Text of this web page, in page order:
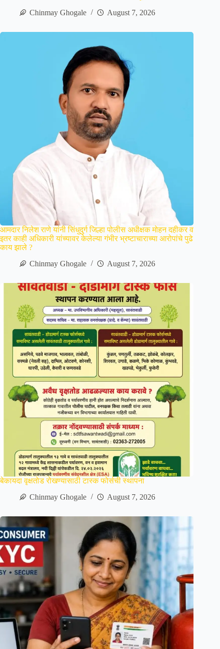
Chinmay Ghogale
August 7, 2026
आमदार निलेश राणे यांनी सिंधुदुर्ग जिल्हा पोलीस अधीक्षक मोहन दहीकर व
इतर काही अधिकारी यांच्यावर केलेल्या गंभीर भ्रष्टाचाराच्या आरोपांचे पुढे
काय झाले ?
Chinmay Ghogale
August 7, 2026
बेकायदा वृक्षतोड रोखण्यासाठी टास्क फोर्सची स्थापना
Chinmay Ghogale
August 7, 2026